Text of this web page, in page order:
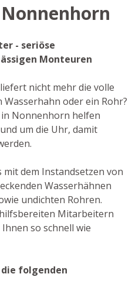
- seriöse
Monteuren
nicht mehr die volle
oder ein Rohr?
Nonnenhorn helfen
um die Uhr, damit
dem Instandsetzen von
Wasserhähnen
undichten Rohren.
Mitarbeitern
so schnell wie
folgenden